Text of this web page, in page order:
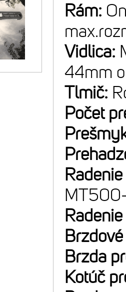
Rám:
Vidlica:
44mm
Tlmič:
Počet
Brzda
Kotúč